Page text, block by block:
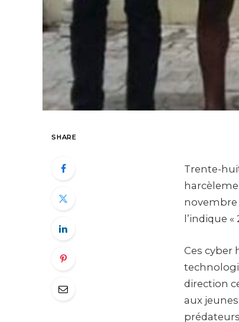
SHARE
Trente-
novembre
l’indique
Ces cyber
direction
aux